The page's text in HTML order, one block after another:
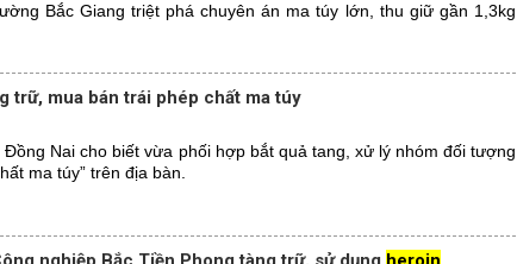
Bắc Giang triệt phá chuyên án ma túy lớn, thu giữ gần 1,3kg
trữ, mua bán trái phép chất ma túy
Nai cho biết vừa phối hợp bắt quả tang, xử lý nhóm đối tượng
ma túy” trên địa bàn.